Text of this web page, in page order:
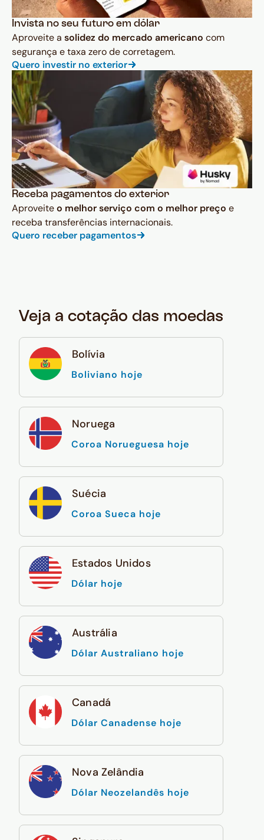
Invista no seu futuro em dólar
Aproveite a solidez do mercado americano com
segurança e taxa zero de corretagem.
Quero investir no exterior
Receba pagamentos do exterior
Aproveiteo melhor serviço com o melhor preço e
receba transferências internacionais.
Quero receber pagamentos
Veja a cotação das moedas
Bolívia
Boliviano hoje
Noruega
Coroa Norueguesa hoje
Suécia
Coroa Sueca hoje
Estados Unidos
Dólar hoje
Austrália
Dólar Australiano hoje
Canadá
Dólar Canadense hoje
Nova Zelândia
Dólar Neozelandês hoje